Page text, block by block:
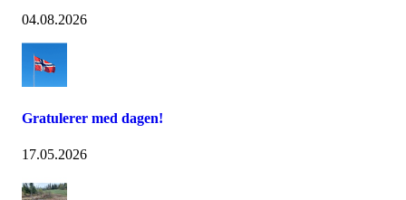
04.08.2026
Gratulerer med dagen!
17.05.2026